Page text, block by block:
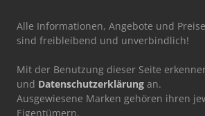
Alle Informationen, Angebote und
sind freibleibend und unverbindlich!
Mit der Benutzung dieser Seite
und Datenschutzerklärung an.
Ausgewiesene Marken gehören ihren
Eigentümern.